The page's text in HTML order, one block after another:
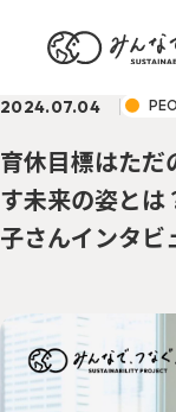
ブログ一覧
2024.07.04
育休目標はただ
す未来の姿と
子さんインタビ